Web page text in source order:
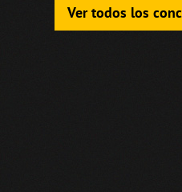
Ver todos los